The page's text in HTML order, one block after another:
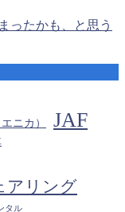
ったかも、と思う
ニカ） JAF
アリング
タル